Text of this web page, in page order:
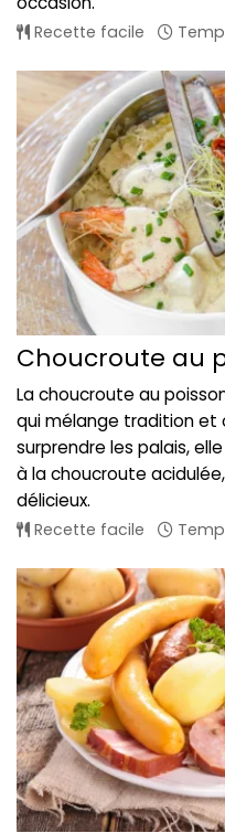
Recette facile
Choucroute au
La choucroute au
qui mélange tradition et
surprendre les palais,
à la choucroute
délicieux.
Recette facile